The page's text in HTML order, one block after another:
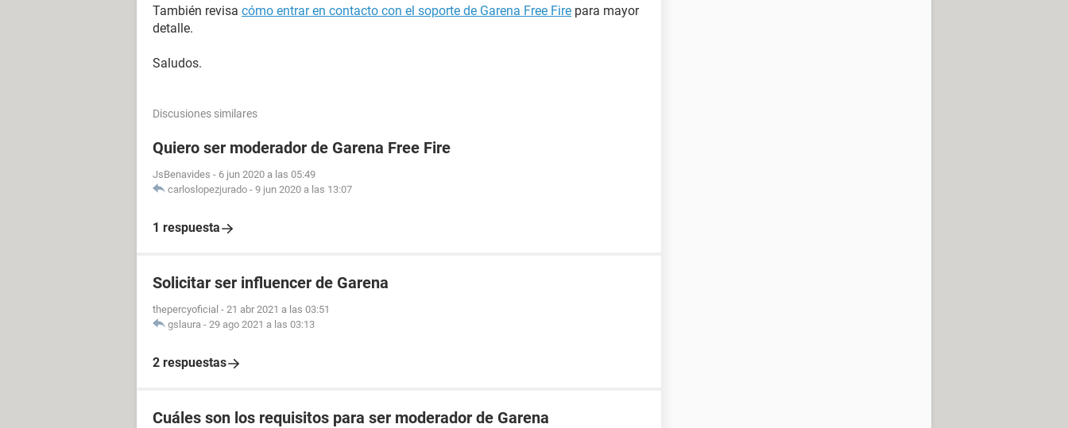
También revisa cómo entrar en contacto con el soporte de Garena Free Fire para mayor
detalle.
Saludos.
Discusiones similares
Quiero ser moderador de Garena Free Fire
JsBenavides - 6 jun 2020 a las 05:49
carloslopezjurado - 9 jun 2020 a las 13:07
1 respuesta
Solicitar ser influencer de Garena
thepercyoficial - 21 abr 2021 a las 03:51
gslaura - 29 ago 2021 a las 03:13
2 respuestas
Cuáles son los requisitos para ser moderador de Garena